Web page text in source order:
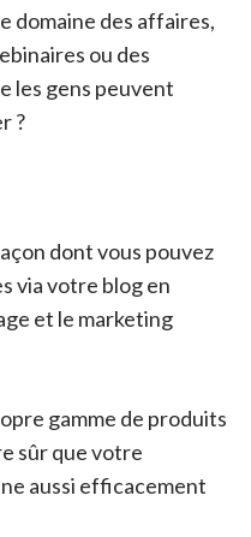
domaine des affaires,
ou des
les gens peuvent
?
dont vous pouvez
via votre blog en
et le marketing
gamme de produits
sûr que votre
aussi efficacement